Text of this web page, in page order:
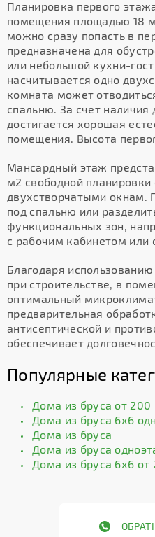
Планировка первого
помещения площадью 18
можно сразу попасть в
предназначена для
или небольшой кухни-
насчитывается одно
комната может
спальню. За счет наличия
достигается хорошая
помещения. Высота
Мансардный этаж
м2 свободной
двухстворчатыми окнам.
под спальню или
функциональных зон,
с рабочим кабинетом или
Благодаря
при строительстве, в
оптимальный
предварительная
антисептической и
обеспечивает
Популярные
Дома из бруса от 200
Дома из бруса 6х6
Дома из бруса
Дома из бруса
Дома из бруса 6х6 от